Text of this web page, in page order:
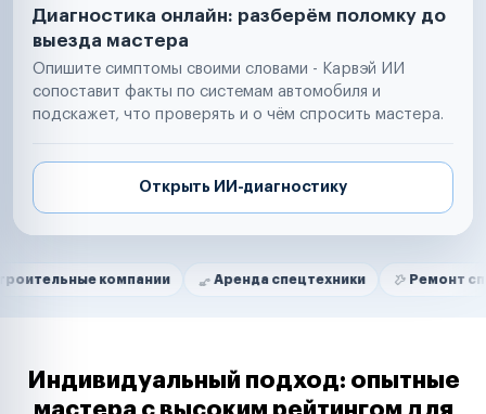
Диагностика онлайн: разберём поломку до
выезда мастера
Опишите симптомы своими словами - Карвэй ИИ
сопоставит факты по системам автомобиля и
подскажет, что проверять и о чём спросить мастера.
Открыть ИИ-диагностику
Нам доверяют
компании Аренда спецтехники Ремонт спецтехники
Маркетплейсы
Таксопарки
Индивидуальный подход: опытные